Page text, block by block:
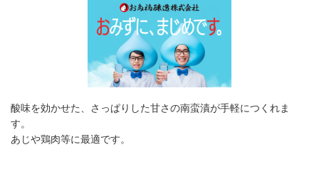
酸味を効かせた、さっぱりした甘さの南蛮漬が手軽につくれま
す。
あじや鶏肉等に最適です。